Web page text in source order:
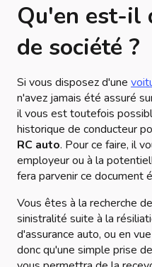
Qu'en est-il
de société ?
Si vous disposez d'une
n'avez jamais été assuré
il vous est toutefois
historique de conducteur
RC auto. Pour ce faire, il
employeur ou à la
fera parvenir ce document
Vous êtes à la recherche
sinistralité suite à la
d'assurance auto, ou en
donc qu'une simple prise